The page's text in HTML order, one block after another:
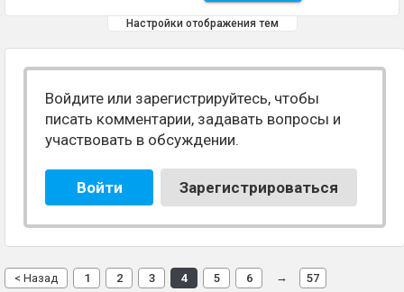
Настройки отображения тем
Войдите или зарегистрируйтесь, чтобы
писать комментарии, задавать вопросы и
участвовать в обсуждении.
Войти Зарегистрироваться
< Назад 1 2 3 4 5 6 →
57